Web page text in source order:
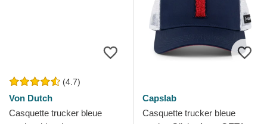
(4.7)
Von Dutch
Casquette trucker bleue
Capslab
Casquette trucker bleue